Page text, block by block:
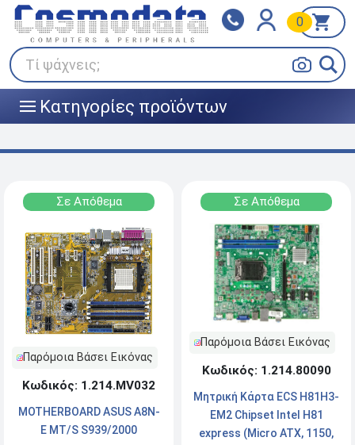
Τί ψάχνεις;
0
||| Κατηγορίες προϊόντων
Klarna
Πληρώστε σε 3
άτοκες δόσεις
BOX NOW
Σε Απόθεμα
Παρόμοια Βάσει Εικόνας
Κωδικός: 1.214.MV032
MOTHERBOARD ASUS Α8Ν-
Ε MT/S S939/2000
Σε Απόθεμα
Παρόμοια Βάσει Εικόνας
Κωδικός: 1.214.80090
Mητρική Κάρτα ECS H81H3-
EM2 Chipset Intel H81
express (Micro ATX, 1150,